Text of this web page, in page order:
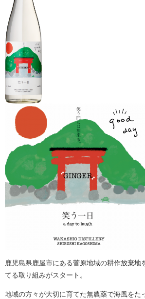
鹿児島県鹿屋市にある菅原地域の耕作放棄地
てる取り組みがスタート。
地域の方々が大切に育てた無農薬で海風をた